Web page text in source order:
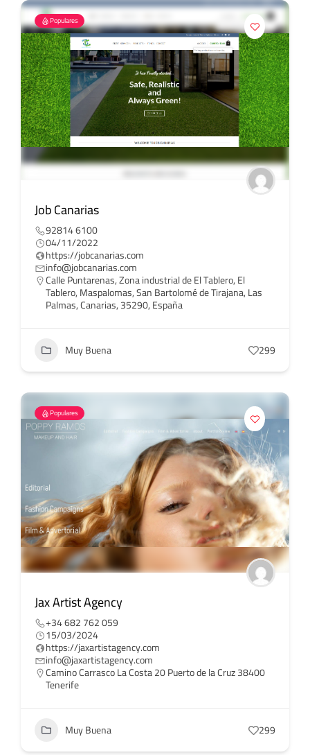
Populares
Job Canarias
92814 6100
04/11/2022
https://jobcanarias.com
info@jobcanarias.com
Calle Puntarenas, Zona industrial de El Tablero, El
Tablero, Maspalomas, San Bartolomé de Tirajana, Las
Palmas, Canarias, 35290, España
Muy Buena 299
Populares
Jax Artist Agency
+34 682 762 059
15/03/2024
https://jaxartistagency.com
info@jaxartistagency.com
Camino Carrasco La Costa 20 Puerto de la Cruz 38400
Tenerife
Muy Buena 299